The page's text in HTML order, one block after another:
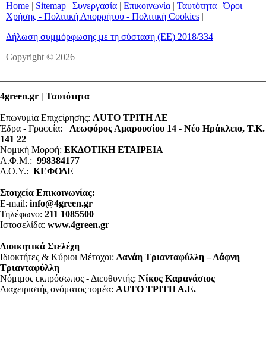
Home | Sitemap | Συνεργασία | Επικοινωνία | Ταυτότητα |Όροι
Χρήσης - Πολιτική Απορρήτου - Πολιτική Cookies |
Δήλωση συμμόρφωσης με τη σύσταση (ΕΕ) 2018/334
Copyright © 2026
4green.gr | Ταυτότητα
Επωνυμία Επιχείρησης: AUTO ΤΡΙΤΗ ΑΕ
Έδρα - Γραφεία: Λεωφόρος Αμαρουσίου 14 - Νέο Ηράκλειο, Τ.Κ.
141 22
Νομική Μορφή: ΕΚΔΟΤΙΚΗ ΕΤΑΙΡΕΙΑ
Α.Φ.Μ.: 998384177
Δ.Ο.Υ.: ΚΕΦΟΔΕ
Στοιχεία Επικοινωνίας:
E-mail: info@4green.gr
Τηλέφωνο: 211 1085500
Ιστοσελίδα: www.4green.gr
Διοικητικά Στελέχη
Ιδιοκτήτες & Κύριοι Μέτοχοι: Δανάη Τριανταφύλλη – Δάφνη
Τριανταφύλλη
Νόμιμος εκπρόσωπος - Διευθυντής: Νίκος Καρανάσιος
Διαχειριστής ονόματος τομέα: ΑUTO ΤΡΙΤΗ Α.Ε.